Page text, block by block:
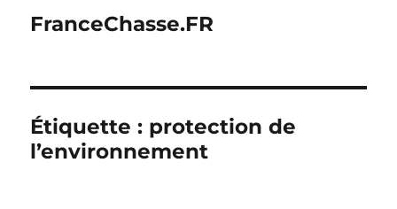
FranceChasse.FR
Étiquette : protection de
l’environnement